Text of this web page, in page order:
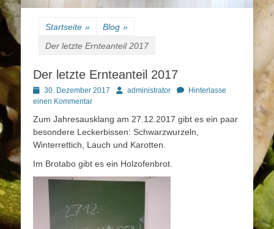
Startseite » Blog »
Der letzte Ernteanteil 2017
Der letzte Ernteanteil 2017
Posted
on
30. Dezember 2017 Autoradministrator
Hinterlasse
einen Kommentar
Zum Jahresausklang am 27.12.2017 gibt es ein paar
besondere Leckerbissen: Schwarzwurzeln,
Winterrettich, Lauch und Karotten.
Im Brotabo gibt es ein Holzofenbrot.